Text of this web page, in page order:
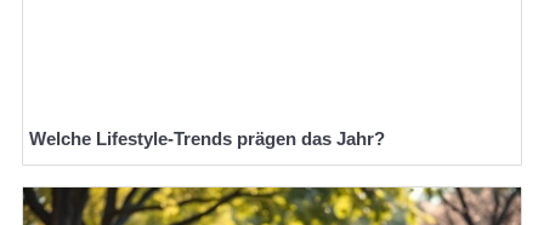
Welche Lifestyle-Trends prägen das Jahr?